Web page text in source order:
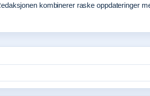
kombinerer raske oppdateringer